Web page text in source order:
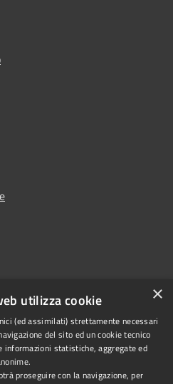
×
utilizza cookie
(ed assimilati) strettamente necessari
del sito ed un cookie tecnico
statistiche, aggregate ed
proseguire con la navigazione, per